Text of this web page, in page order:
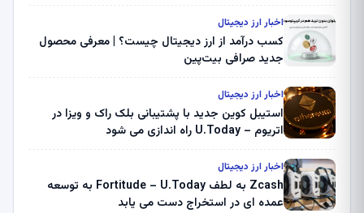
اخبار ارز دیجیتال
کسب درآمد از ارز دیجیتال چیست؟ | معرفی محصول
جدید صرافی بیت‌پین
اخبار ارز دیجیتال
استیبل کوین جدید با پشتیبانی بلک راک و ویزا در
اتریوم – U.Today راه اندازی می شود
اخبار ارز دیجیتال
Zcash به لطف Fortitude – U.Today به توسعه
عمده ای در استخراج دست می یابد